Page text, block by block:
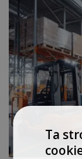
Ta